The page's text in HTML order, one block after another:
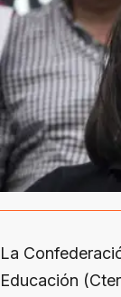
La
Educación